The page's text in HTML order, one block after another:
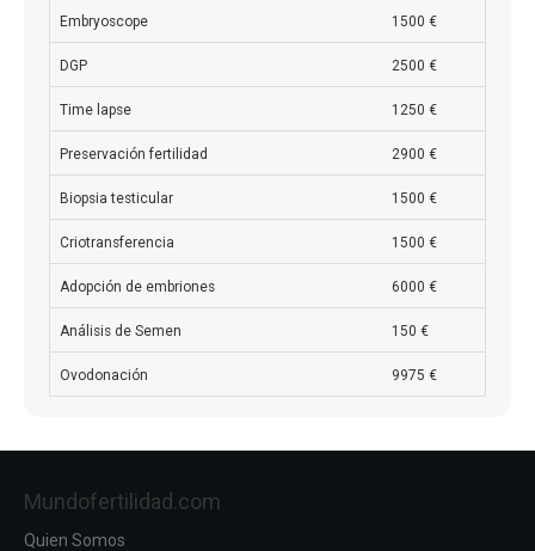
Embryoscope 1500 €
DGP 2500 €
Time lapse 1250 €
Preservación fertilidad 2900 €
Biopsia testicular 1500 €
Criotransferencia 1500 €
Adopción de embriones 6000 €
Análisis de Semen 150 €
Ovodonación 9975 €
Mundofertilidad.com
Quien Somos